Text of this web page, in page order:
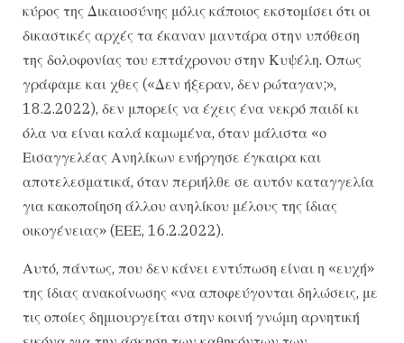
κύρος της Δικαιοσύνης μόλις κάποιος εκστομίσει ότι οι
δικαστικές αρχές τα έκαναν μαντάρα στην υπόθεση
της δολοφονίας του επτάχρονου στην Κυψέλη. Οπως
γράφαμε και χθες («Δεν ήξεραν, δεν ρώταγαν;»,
18.2.2022), δεν μπορείς να έχεις ένα νεκρό παιδί κι
όλα να είναι καλά καμωμένα, όταν μάλιστα «ο
Εισαγγελέας Ανηλίκων ενήργησε έγκαιρα και
αποτελεσματικά, όταν περιήλθε σε αυτόν καταγγελία
για κακοποίηση άλλου ανηλίκου μέλους της ίδιας
οικογένειας» (ΕΕΕ, 16.2.2022).
Αυτό, πάντως, που δεν κάνει εντύπωση είναι η «ευχή»
της ίδιας ανακοίνωσης «να αποφεύγονται δηλώσεις, με
τις οποίες δημιουργείται στην κοινή γνώμη αρνητική